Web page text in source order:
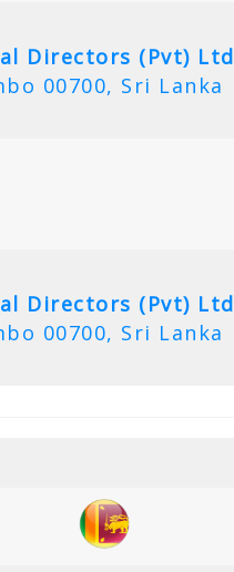
Directors (Pvt) Ltd
00700, Sri Lanka
Directors (Pvt) Ltd
00700, Sri Lanka